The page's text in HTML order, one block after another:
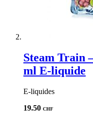
Steam Train
ml E-liquide
E-liquides
19.50 CHF